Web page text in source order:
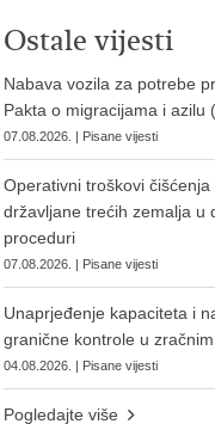
Ostale vijesti
Nabava vozila za potrebe
Pakta o migracijama i azilu
07.08.2026. | Pisane vijesti
Operativni troškovi
državljane trećih zemalja u
proceduri
07.08.2026. | Pisane vijesti
Unaprjeđenje kapaciteta i
granične kontrole u
04.08.2026. | Pisane vijesti
Pogledajte više